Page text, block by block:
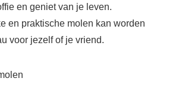
en geniet van je leven.
en praktische molen kan worden
voor jezelf of je vriend.